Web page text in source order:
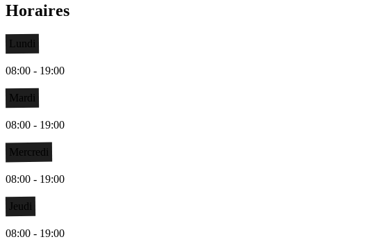
Horaires
Lundi
08:00 - 19:00
Mardi
08:00 - 19:00
Mercredi
08:00 - 19:00
Jeudi
08:00 - 19:00